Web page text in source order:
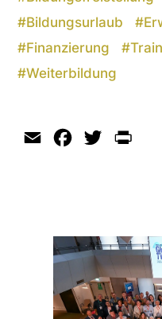
#Bildungsurlaub #
#Finanzierung #
#Weiterbildung
Email Facebook
Twitter